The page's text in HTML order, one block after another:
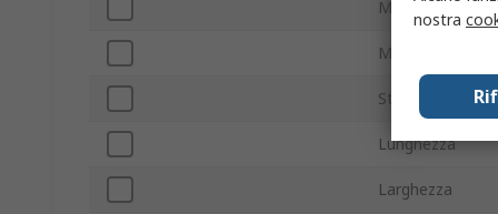
Materiale telaio
Materiale filtro
Standard/
Lunghezza
Larghezza
nostra